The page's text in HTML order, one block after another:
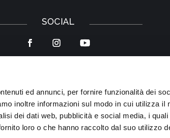
ed annunci, per fornire funzionalità dei
inoltre informazioni sul modo in cui utilizza il
dei dati web, pubblicità e social media, i quali
loro o che hanno raccolto dal suo utilizzo
SOCIAL